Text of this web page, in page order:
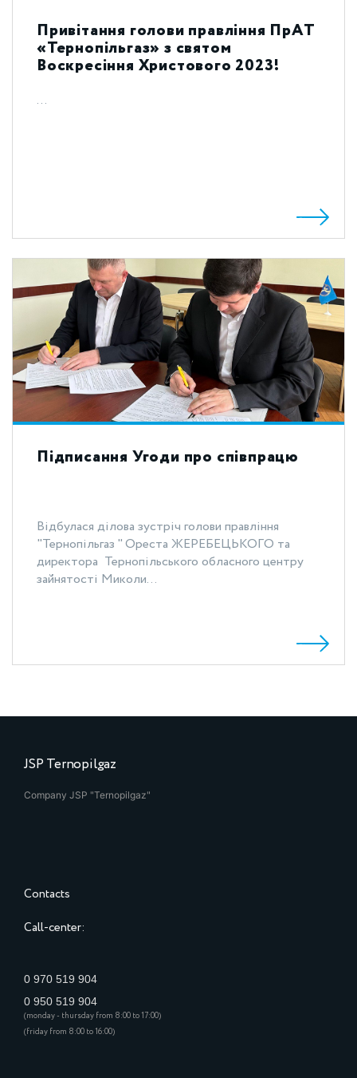
Привітання голови правління ПрАТ
«Тернопільгаз» з святом
Воскресіння Христового 2023!
...
Підписання Угоди про співпрацю
Відбулася ділова зустріч голови правління
"Тернопільгаз " Ореста ЖЕРЕБЕЦЬКОГО та
директора Тернопільського обласного центру
зайнятості Миколи...
JSP Ternopilgaz
Company JSP "Ternopilgaz"
Contacts
Call-center:
0 970 519 904
0 950 519 904
(monday - thursday from 8:00 to 17:00)
(friday from 8:00 to 16:00)